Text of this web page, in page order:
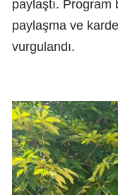
paylaştı.
paylaşma ve
vurgulandı.